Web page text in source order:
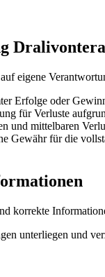
Dralivontera
eigene
Erfolge oder
für Verluste
und mittelbaren
Gewähr für die
korrekte
unterliegen und